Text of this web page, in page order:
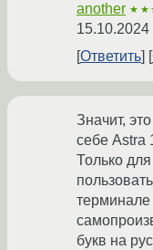
another
Ответить
Значит,
себе Astra
Только
терминале
букв на